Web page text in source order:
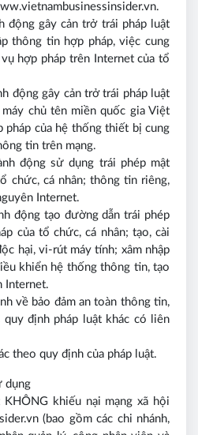
động gây cản trở trái pháp luật
thông tin hợp pháp, việc cung
hợp pháp trên Internet của tổ
động gây cản trở trái pháp luật
chủ tên miền quốc gia Việt
pháp của hệ thống thiết bị cung
tin trên mạng.
động sử dụng trái phép mật
chức, cá nhân; thông tin riêng,
Internet.
động tạo đường dẫn trái phép
của tổ chức, cá nhân; tạo, cài
hại, vi-rút máy tính; xâm nhập
khiển hệ thống thông tin, tạo
Internet.
về bảo đảm an toàn thông tin,
định pháp luật khác có liên
theo quy định của pháp luật.
dụng
khiếu nại mạng xã hội
(bao gồm các chi nhánh,